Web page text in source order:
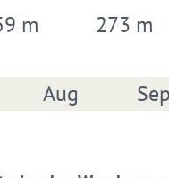
m 273 m
Aug Sep